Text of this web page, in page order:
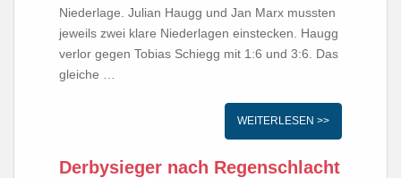
Niederlage. Julian Haugg und Jan Marx mussten
jeweils zwei klare Niederlagen einstecken. Haugg
verlor gegen Tobias Schiegg mit 1:6 und 3:6. Das
gleiche …
WEITERLESEN >>
Derbysieger nach Regenschlacht